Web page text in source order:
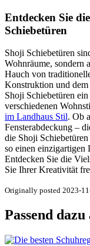
Entdecken Sie
Schiebetüren
Shoji Schiebetüren
Wohnräume, sondern
Hauch von
Konstruktion und
Shoji Schiebetüren
verschiedenen
im Landhaus Stil. Ob
Fensterabdeckung –
die Shoji
so einen einzigartigen
Entdecken Sie die
Sie Ihrer Kreativität
Originally posted 2023-
Passend